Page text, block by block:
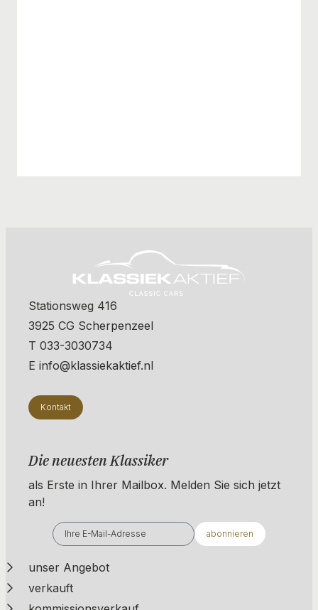
Stationsweg 416
3925 CG Scherpenzeel
T 033-3030734
E info@klassiekaktief.nl
Kontakt
Die neuesten Klassiker
als Erste in Ihrer Mailbox. ​​​​​​Melden Sie sich jetzt
an!
abonnieren
unser Angebot
verkauft